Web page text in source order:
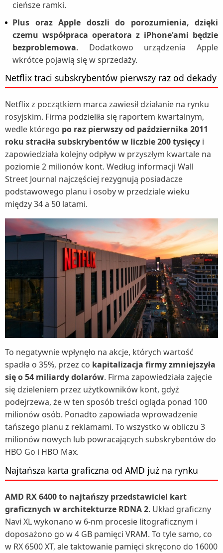
cieńsze ramki.
Plus oraz Apple doszli do porozumienia, dzięki
czemu współpraca operatora z iPhone'ami będzie
bezproblemowa. Dodatkowo urządzenia Apple
wkrótce pojawią się w sprzedaży.
Netflix traci subskrybentów pierwszy raz od dekady
Netflix z początkiem marca zawiesił działanie na rynku
rosyjskim. Firma podzieliła się raportem kwartalnym,
wedle którego po raz pierwszy od października 2011
roku straciła subskrybentów w liczbie 200 tysięcy i
zapowiedziała kolejny odpływ w przyszłym kwartale na
poziomie 2 milionów kont. Według informacji Wall
Street Journal najczęściej rezygnują posiadacze
podstawowego planu i osoby w przedziale wieku
między 34 a 50 latami.
To negatywnie wpłynęło na akcje, których wartość
spadła o 35%, przez co kapitalizacja firmy zmniejszyła
się o 54 miliardy dolarów. Firma zapowiedziała zajęcie
się dzieleniem przez użytkowników kont, gdyż
podejrzewa, że w ten sposób treści ogląda ponad 100
milionów osób. Ponadto zapowiada wprowadzenie
tańszego planu z reklamami. To wszystko w obliczu 3
milionów nowych lub powracających subskrybentów do
HBO Go i HBO Max.
Najtańsza karta graficzna od AMD już na rynku
AMD RX 6400 to najtańszy przedstawiciel kart
graficznych w architekturze RDNA 2. Układ graficzny
Navi XL wykonano w 6-nm procesie litograficznym i
doposażono go w 4 GB pamięci VRAM. To tyle samo, co
w RX 6500 XT, ale taktowanie pamięci skręcono do 16000